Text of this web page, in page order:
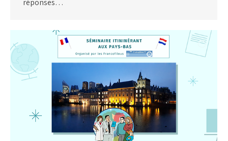
réponses…